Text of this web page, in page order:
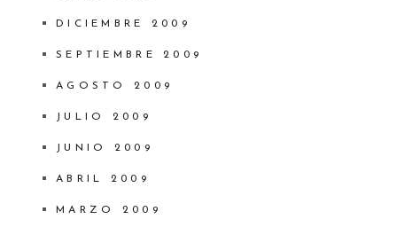
DICIEMBRE 2009
SEPTIEMBRE 2009
AGOSTO 2009
JULIO 2009
JUNIO 2009
ABRIL 2009
MARZO 2009